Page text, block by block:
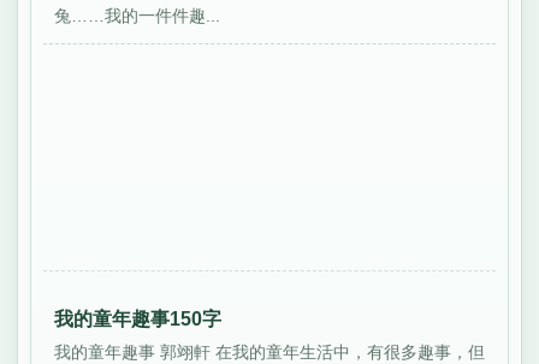
兔……我的一件件趣...
我的童年趣事150字
我的童年趣事 郭翊軒 在我的童年生活中，有很多趣事，但